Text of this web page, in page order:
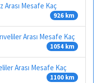
Arası Mesafe Kaç
926 km
Arası Mesafe Kaç
1054 km
Arası Mesafe Kaç
1100 km